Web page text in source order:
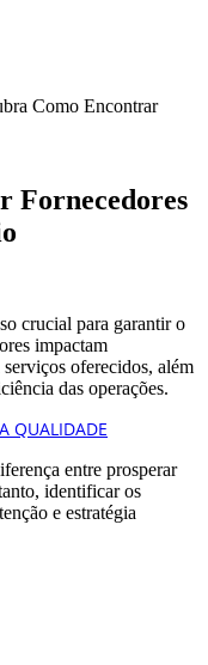
Como Encontrar
Fornecedores
crucial para garantir o
impactam
serviços oferecidos, além
das operações.
entre prosperar
identificar os
e estratégia